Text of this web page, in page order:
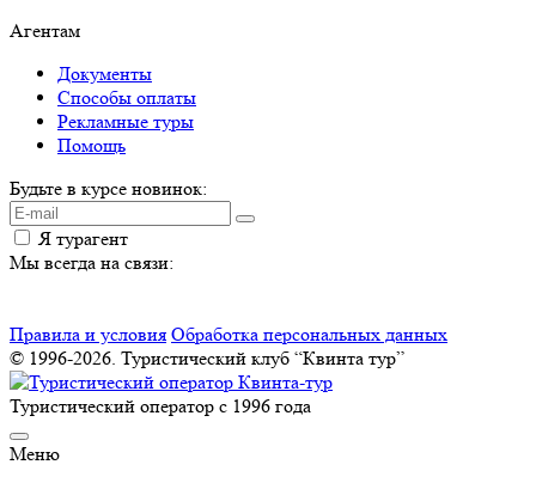
Агентам
Документы
Способы оплаты
Рекламные туры
Помощь
Будьте в курсе новинок:
Я турагент
Мы всегда на связи:
Правила и условия Обработка персональных данных
© 1996-2026. Туристический клуб “Квинта тур”
Туристический оператор с 1996 года
Меню